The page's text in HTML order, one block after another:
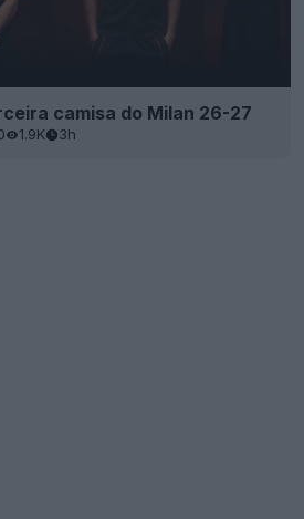
camisa do Milan 26-27
1.9K 3h